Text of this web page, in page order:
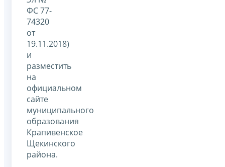
ФС 77-
74320
от
19.11.2018)
и
разместить
на
официальном
сайте
муниципального
образования
Крапивенское
Щекинского
района.